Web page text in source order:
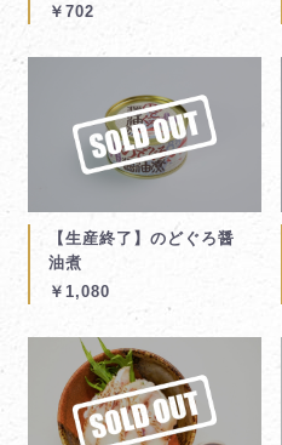
￥702
【生産終了】のどぐろ醤
油煮
￥1,080